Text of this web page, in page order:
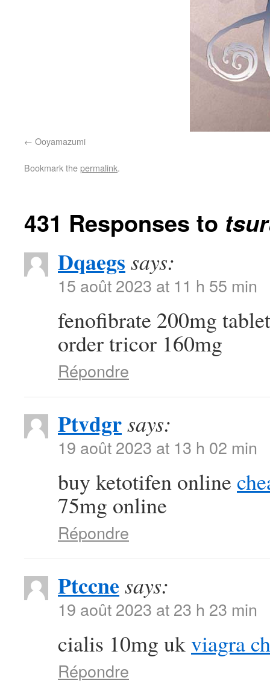
Ooyamazumi
Bookmark thepermalink.
431 Responses to
Dqaegs says:
15 août 2023 at 11 h 55 min
fenofibrate 200mg
order tricor 160mg
Répondre
Ptvdgrsays:
19 août 2023 at 13 h 02 min
buy ketotifen online
75mg online
Répondre
Ptccne says:
19 août 2023 at 23 h 23 min
cialis 10mg ukviagra
Répondre